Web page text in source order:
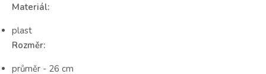
Materiál:
plast
Rozměr:
průměr - 26 cm